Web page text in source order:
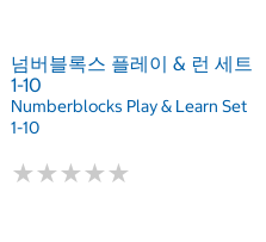
넘버블록스 플레이 & 런 세트
1-10
Numberblocks Play & Learn Set
1-10
★★★★★
★★★★★